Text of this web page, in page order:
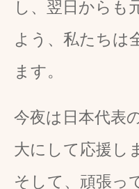
し、翌日からも
よう、私たちは
ます。
今夜は日本代表
大にして応援し
そして、頑張っ